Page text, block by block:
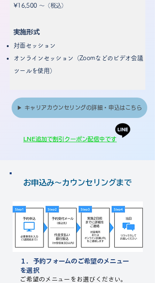
¥16,500 〜 （税込）​​
​実施形式
対面セッション
オンラインセッション（Zoomなどのビデオ会議
ツールを使用）
▶ キャリアカウンセリングの詳細・申込はこちら
LNE追加で割引クーポン配信中です
​お申込み～カウンセリングまで
１．予約フォームのご希望のメニュー
を選択​​
ご希望のメニューをお選びください。